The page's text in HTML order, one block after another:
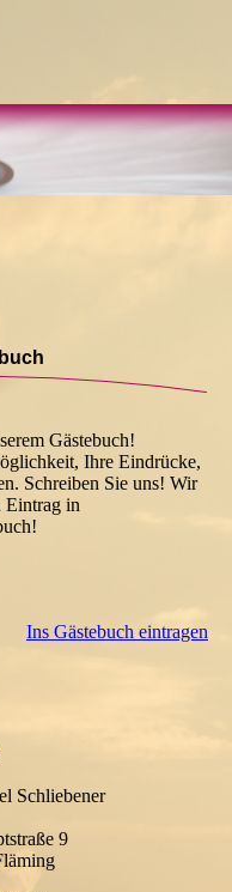
Gästebuch!
Ihre Eindrücke,
Schreiben Sie uns! Wir
Eintrag in
Ins Gästebuch eintragen
Schliebener
9